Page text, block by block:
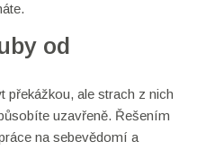
od
překážkou, ale strach z nich
uzavřeně. Řešením
na sebevědomí a